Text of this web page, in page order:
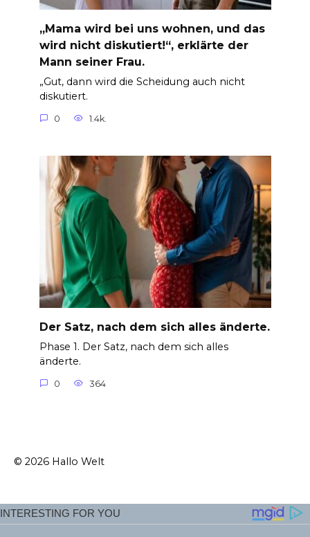
„Mama wird bei uns wohnen, und das
wird nicht diskutiert!“, erklärte der
Mann seiner Frau.
„Gut, dann wird die Scheidung auch nicht
diskutiert.
0 1.4k.
Der Satz, nach dem sich alles änderte.
Phase 1. Der Satz, nach dem sich alles
änderte.
0 364
© 2026 Hallo Welt